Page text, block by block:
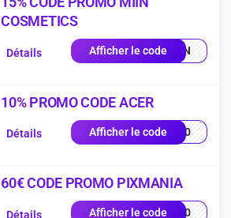
COSMETICS
Afficher le codeMIIN
Détails
10% PROMO CODE ACER
Afficher le codeVE10
Détails
60€ CODE PROMO PIXMANIA
Afficher le codeAL60
Détails